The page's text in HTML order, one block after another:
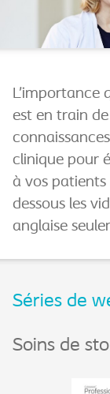
L’importance
est en train
clinique pour
à vos
dessous les
anglaise
Séries de
Soins de